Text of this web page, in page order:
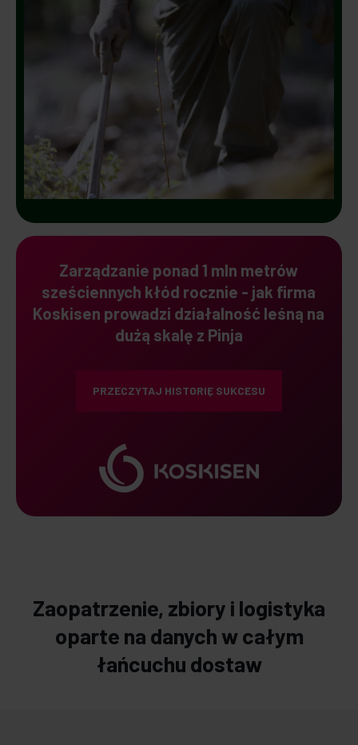
Zarządzanie ponad 1 mln metrów
sześciennych kłód rocznie - jak firma
Koskisen prowadzi działalność leśną na
dużą skalę z Pinja
PRZECZYTAJ HISTORIĘ SUKCESU
Zaopatrzenie, zbiory i logistyka
oparte na danych w całym
łańcuchu dostaw